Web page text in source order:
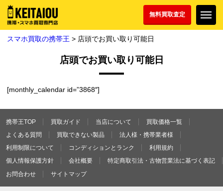
無料買取査定
スマホ買取の携帯王 > 店頭でお買い取り可能日
店頭でお買い取り可能日
[monthly_calendar id=”3868″]
携帯王TOP 買取ガイド 当店について
買取価格一覧
よくある質問
買取できない製品
法人様・携帯業者様
利用制限について
コンディションとランク
利用規約
個人情報保護方針
会社概要
特定商取引法・古物営業法に基づく表記
お問合わせ
サイトマップ